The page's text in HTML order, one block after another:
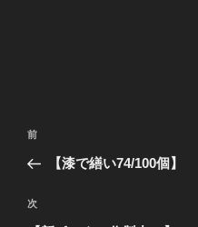
投
ナ
ビ
前
の
稿
前
【漆で繕い74/100個】
次
次